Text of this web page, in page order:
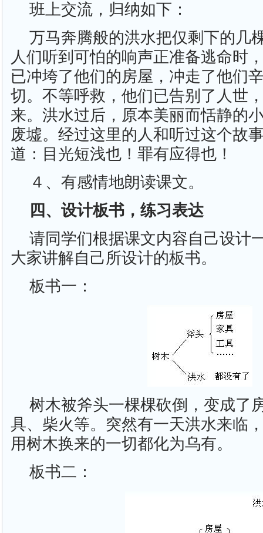
班上交流，归纳如下：
万马奔腾般的洪水把仅剩下的几
人们听到可怕的响声正准备逃命时
已冲垮了他们的房屋，冲走了他们
切。不等呼救，他们已告别了人世
来。洪水过后，原本美丽而恬静的
废墟。经过这里的人和听过这个故
道：目光短浅也！罪有应得也！
４、有感情地朗读课文。
四、设计板书，练习表达
请同学们根据课文内容自己设计
大家讲解自己所设计的板书。
板书一：
树木被斧头一棵棵砍倒，变成了
具、柴火等。突然有一天洪水来临
用树木换来的一切都化为乌有。
板书二：